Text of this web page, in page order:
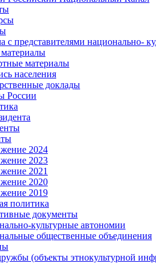
с представителями национально-
материалы
населения
доклады
России
2024
2023
2021
2020
2019
политика
документы
культурные автономии
общественные объединения
(объекты этнокультурной